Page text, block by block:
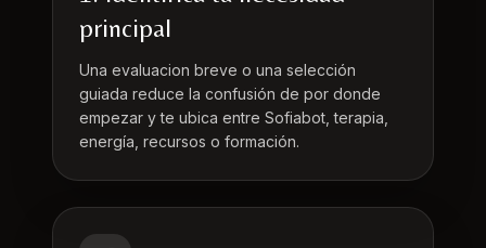
principal
Una evaluacion breve o una selección
guiada reduce la confusión de por donde
empezar y te ubica entre Sofiabot, terapia,
energía, recursos o formación.